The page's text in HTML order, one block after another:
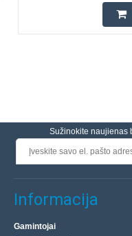
Sužinokite naujienas
Informacija
Gamintojai